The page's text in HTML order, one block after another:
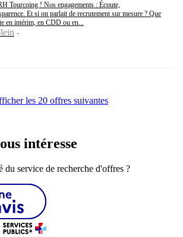
Tourcoing ! Nos engagements : Écoute,
Et si on parlait de recrutement sur mesure ? Que
en intérim, en CDD ou en...
les 20 offres suivantes
intéresse
du service de recherche d'offres ?